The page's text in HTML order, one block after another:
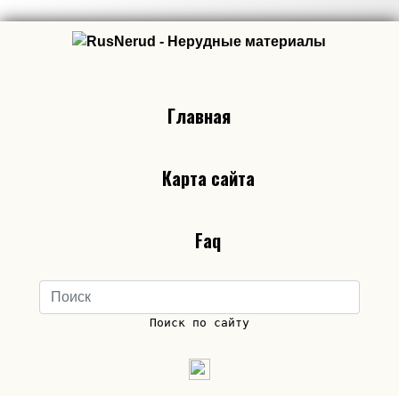
Главная
Карта сайта
Faq
Поиск по сайту